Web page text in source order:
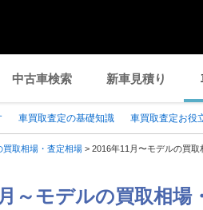
中古車検索 新車見積り
車買取査定の基礎知識 車買取査定お役
買取相場・査定相場 > 2016年11月〜モデルの買取
～モデルの買取相場